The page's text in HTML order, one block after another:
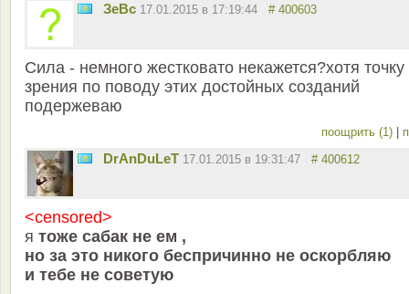
ЗеВс 17.01.2015 в 17:19:44 # 400603
Сила - немного жестковато некажется?хотя точку
зрения по поводу этих достойных созданий
подержеваю
поощрить (1)
DrAnDuLeT 17.01.2015 в 19:31:47 # 400612
<censored>
я тоже сабак не ем ,
но за это никого беспричинно не оскорбляю
и тебе не советую